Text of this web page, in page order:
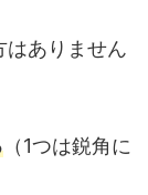
はありません
（1つは鋭角に